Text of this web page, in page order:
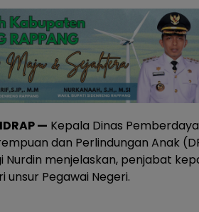
— Kepala Dinas
dan Perlindungan Anak
Nurdin menjelaskan, penjabat
Pegawai Negeri.